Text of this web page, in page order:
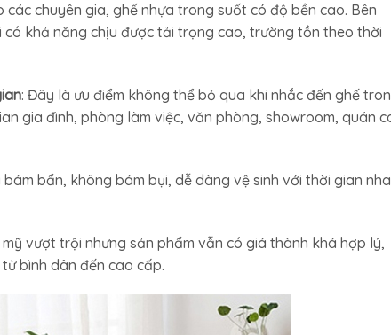
các chuyên gia, ghế nhựa trong suốt có độ bền cao. Bên
khả năng chịu được tải trọng cao, trường tồn theo thời
: Đây là ưu điểm không thể bỏ qua khi nhắc đến ghế
gia đình, phòng làm việc, văn phòng, showroom, quán
bám bẩn, không bám bụi, dễ dàng vệ sinh với thời gian
vượt trội nhưng sản phẩm vẫn có giá thành khá hợp lý,
bình dân đến cao cấp.